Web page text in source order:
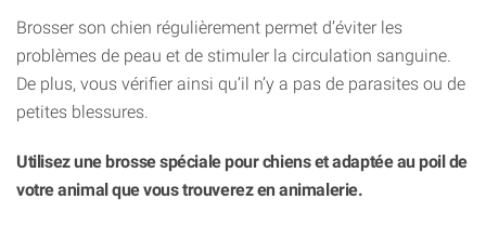
Brosser son chien régulièrement permet d’éviter les
problèmes de peau et de stimuler la circulation sanguine.
De plus, vous vérifier ainsi qu’il n’y a pas de parasites ou de
petites blessures.
Utilisez une brosse spéciale pour chiens et adaptée au poil de
votre animal que vous trouverez en animalerie.